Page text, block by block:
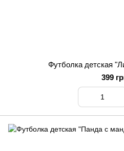
Футболка детская
399